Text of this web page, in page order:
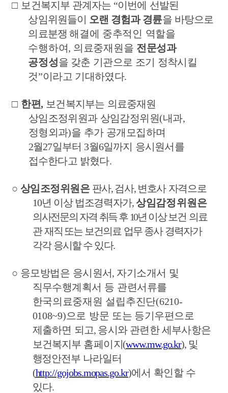
□ 보건복지부 관계자는 “이번에 선발된
상임위원들이 오랜 경험과 경륜을 바탕으로
의료분쟁 해결에 중추적인 역할을
수행하여, 의료중재원을 전문성과
공정성을 갖춘 기관으로 조기 정착시킬
것”이라고 기대하였다.
□ 한편, 보건복지부는 의료중재원
상임조정위원과 상임감정위원(내과,
정형외과)을 추가 공개모집하며
2월27일부터 3월6일까지 응시원서를
접수한다고 밝혔다.
○ 상임조정위원은 판사,검사, 변호사 자격으로
10년 이상 법조경력자가,상임감정위원은
의사전문의 자격 취득 후 10년 이상보건 의료
관 재직 또는 보건의료 업무 종사 경력자가
각각 응시할 수 있다.
○ 응모방법은 응시원서, 자기소개서 및
직무수행계획서 등 관련서류를
한국의료중재원 설립추진단(6210-
0108~9)으로 방문 또는 등기우편 으로
제출하면 되고, 응시와 관련한 세부사항은
보건복지부 홈페이 지 (www.mw.go.kr), 및
행정안전부 나라일터
(http://gojobs.mopas.go.kr)에서 확인할 수
있다.